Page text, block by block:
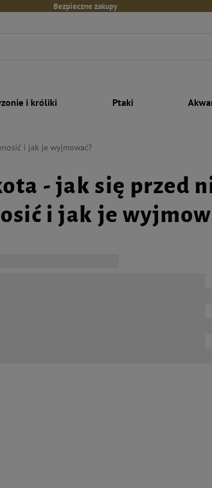
Bezpieczne zakupy
i króliki Ptaki
i jak je wyjmować?
- jak się przed
i jak je